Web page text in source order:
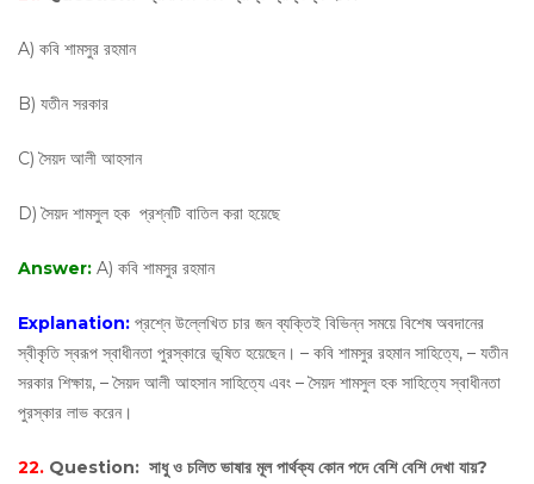
A) কবি শামসুর রহমান
B) যতীন সরকার
C) সৈয়দ আলী আহসান
D) সৈয়দ শামসুল হক প্রশ্নটি বাতিল করা হয়েছে
Answer: A) কবি শামসুর রহমান
Explanation: প্রশ্নে উল্লেখিত চার জন ব্যক্তিই বিভিন্ন সময়ে বিশেষ অবদানের
স্বীকৃতি স্বরূপ স্বাধীনতা পুরস্কারে ভূষিত হয়েছেন। – কবি শামসুর রহমান সাহিত্যে, – যতীন
সরকার শিক্ষায়, – সৈয়দ আলী আহসান সাহিত্যে এবং – সৈয়দ শামসুল হক সাহিত্যে স্বাধীনতা
পুরস্কার লাভ করেন।
22. Question: সাধু ও চলিত ভাষার মূল পার্থক্য কোন পদে বেশি বেশি দেখা যায়?